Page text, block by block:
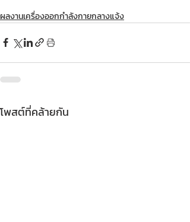
ผลงานเครื่องออกกำลังกายกลางแจ้ง
โพสต์ที่คล้ายกัน